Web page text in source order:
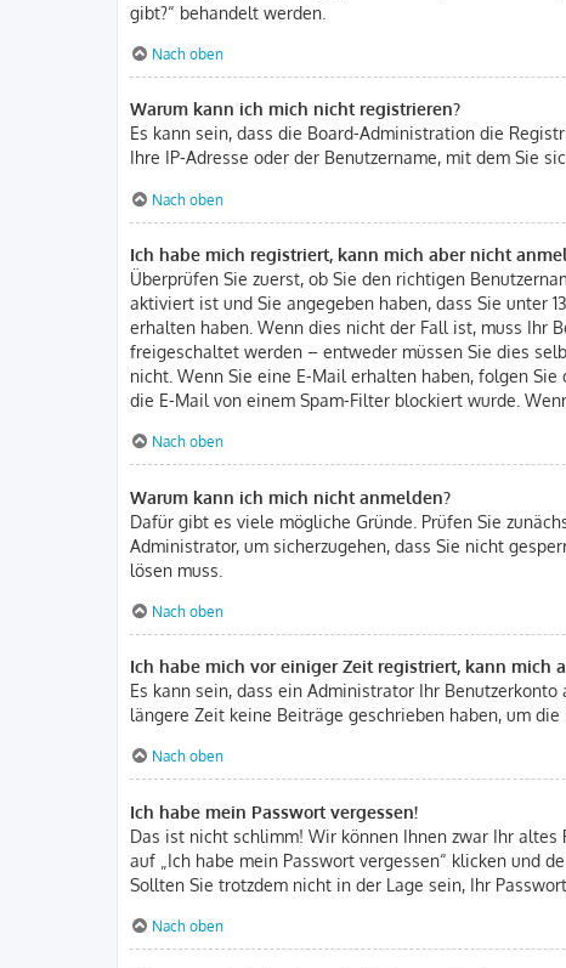
gibt?“ behandelt werden.
Nach oben
Warum kann ich mich nicht registrieren?
Es kann sein, dass die Board-Administration die
Ihre IP-Adresse oder der Benutzername, mit dem Sie
Nach oben
Ich habe mich registriert, kann mich aber nicht
Überprüfen Sie zuerst, ob Sie den richtigen
aktiviert ist und Sie angegeben haben, dass Sie unter
erhalten haben. Wenn dies nicht der Fall ist, muss Ihr
freigeschaltet werden – entweder müssen Sie dies
nicht. Wenn Sie eine E-Mail erhalten haben, folgen
die E-Mail von einem Spam-Filter blockiert wurde.
Nach oben
Warum kann ich mich nicht anmelden?
Dafür gibt es viele mögliche Gründe. Prüfen Sie
Administrator, um sicherzugehen, dass Sie nicht
lösen muss.
Nach oben
Ich habe mich vor einiger Zeit registriert, kann mich
Es kann sein, dass ein Administrator Ihr
längere Zeit keine Beiträge geschrieben haben, um
Nach oben
Ich habe mein Passwort vergessen!
Das ist nicht schlimm! Wir können Ihnen zwar Ihr
auf „Ich habe mein Passwort vergessen“ klicken und
Sollten Sie trotzdem nicht in der Lage sein, Ihr
Nach oben